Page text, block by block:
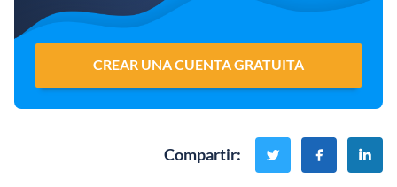
CREAR UNA CUENTA GRATUITA
Compartir: